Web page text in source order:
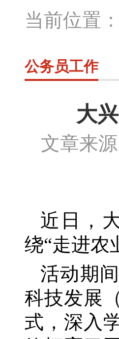
当前位置：
公务员工作
大
文章来
近日，
绕“走进农
活动期
科技发展
式，深入